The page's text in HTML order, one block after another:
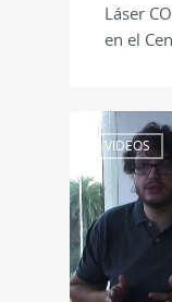
Láser
en el
VIDEOS